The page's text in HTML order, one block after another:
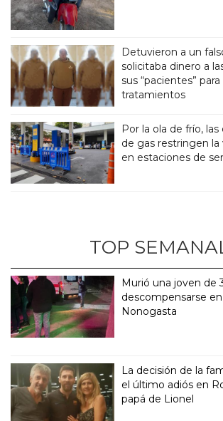
Detuvieron a un
solicitaba dinero a
sus “pacientes”
tratamientos
Por la ola de frío,
de gas restringen
en estaciones de
TOP
Murió una joven de
descompensarse
Nonogasta
La decisión de la
el último adiós en
papá de Lionel